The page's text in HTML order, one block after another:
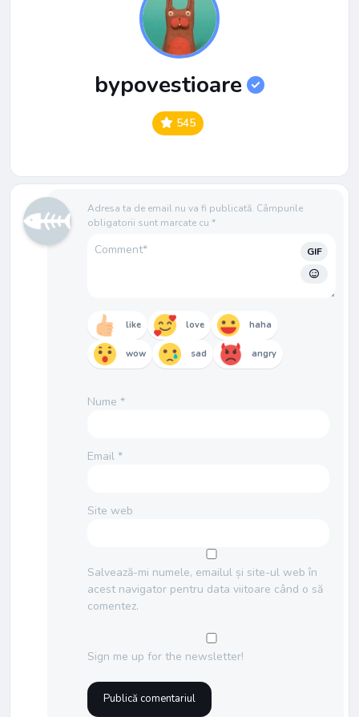
bypovestioare
545
Adresa ta de email nu va fi publicată. Câmpurile
obligatorii sunt marcate cu *
GIF
like love haha
wow sad angry
Nume *
Email *
Site web
Salvează-mi numele, emailul și site-ul web în
acest navigator pentru data viitoare când o să
comentez.
Sign me up for the newsletter!